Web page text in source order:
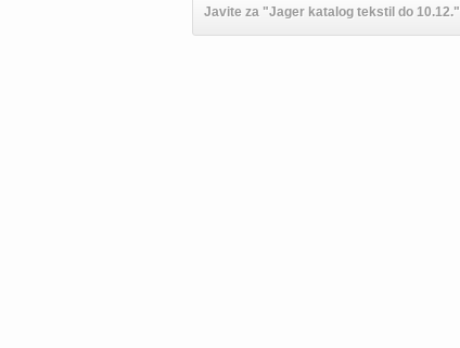
Javite za "Jager katalog tekstil do